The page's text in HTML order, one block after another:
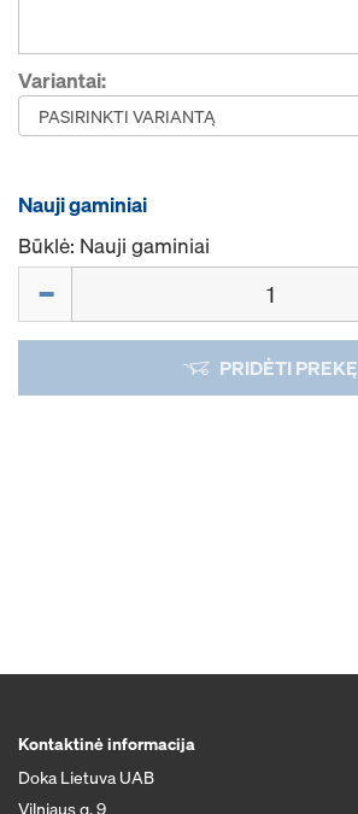
Variantai:
Nauji gaminiai
Būklė: Nauji gaminiai
PRIDĖTI PREKĘ
Kontaktinė informacija
Doka Lietuva UAB
Vilniaus g. 9